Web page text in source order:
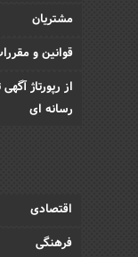
مشتریان
قوانین و
از رپورتاژ
رسانه ای
اقتصادی
فرهنگی